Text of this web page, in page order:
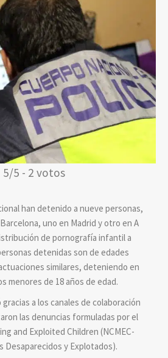
5/5 - 2 votos
han detenido a nueve personas,
uno en Madrid y otro en A
de pornografía infantil a
detenidas son de edades
similares, deteniendo en
menores de 18 años de edad.
a los canales de colaboración
las denuncias formuladas por el
and Exploited Children (NCMEC-
Desaparecidos y Explotados).